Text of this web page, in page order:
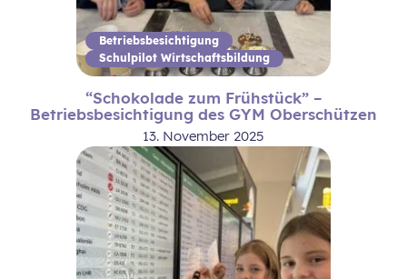
Betriebsbesichtigung
Schulpilot Wirtschaftsbildung
“Schokolade zum Frühstück” –
Betriebsbesichtigung des GYM Oberschützen
13. November 2025